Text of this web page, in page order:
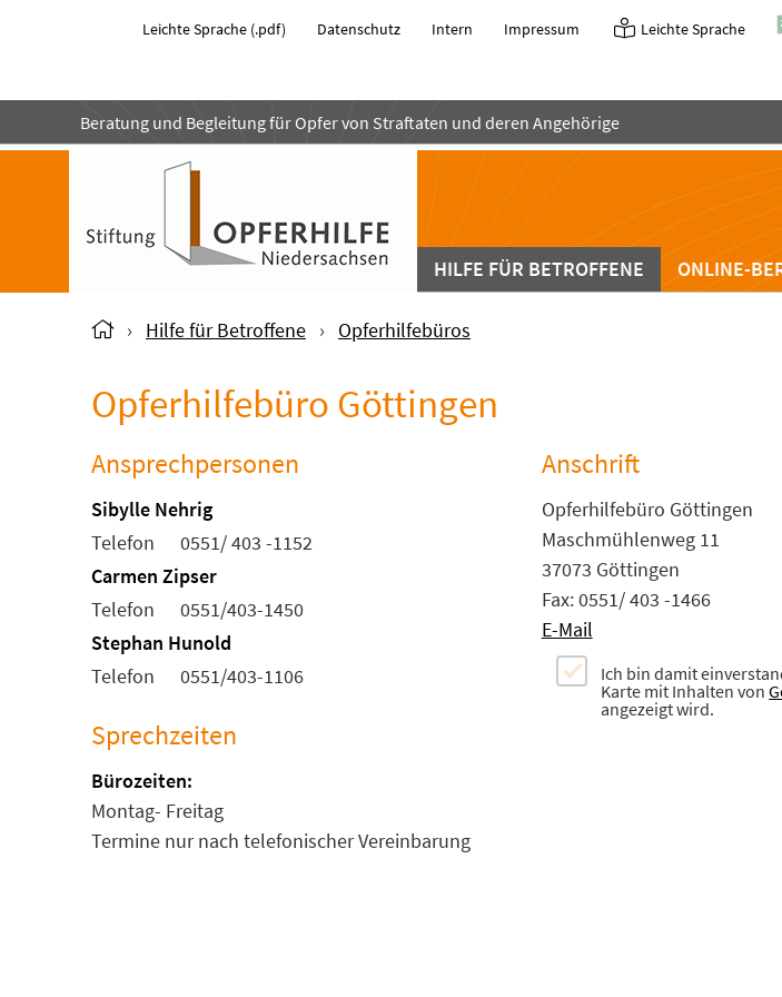
Leichte Sprache
Impressum
Intern
Datenschutz
Leichte Sprache (.pdf)
Beratung und Begleitung für Opfer von Straftaten und deren Angehörige
HILFE FÜR BETROFFENE ONLINE-
› Hilfe für Betroffene › Opferhilfebüros
Opferhilfebüro Göttingen
Ansprechpersonen
Sibylle Nehrig
Telefon
0551/ 403 -1152
Carmen Zipser
Telefon
0551/403-1450
Stephan Hunold
Telefon
0551/403-1106
Sprechzeiten
Bürozeiten:
Montag- Freitag
Termine nur nach telefonischer Vereinbarung
Anschrift
Opferhilfebüro Göttingen
Maschmühlenweg 11
37073 Göttingen
Fax: 0551/ 403 -1466
E-Mail
Ich bin damit
Karte mit Inhalten von
angezeigt wird.